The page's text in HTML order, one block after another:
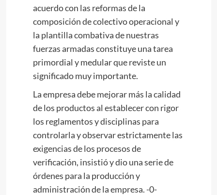
acuerdo con las reformas de la
composición de colectivo operacional y
la plantilla combativa de nuestras
fuerzas armadas constituye una tarea
primordial y medular que reviste un
significado muy importante.
La empresa debe mejorar más la calidad
de los productos al establecer con rigor
los reglamentos y disciplinas para
controlarla y observar estrictamente las
exigencias de los procesos de
verificación, insistió y dio una serie de
órdenes para la producción y
administración de la empresa. -0-